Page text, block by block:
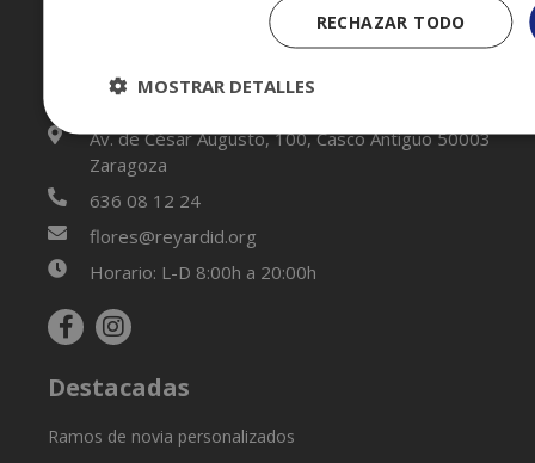
Nosotros
Av. de César Augusto, 100, Casco Antiguo 50003
Zaragoza
636 08 12 24
flores@reyardid.org
Horario: L-D 8:00h a 20:00h
Destacadas
Ramos de novia personalizados
RECHAZAR TODO
MOSTRAR DETALLES